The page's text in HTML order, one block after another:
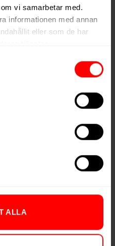
vi samarbetar med.
informationen med annan
eller som de har
who may receive and
ALLA
10,8 mg
259 mg